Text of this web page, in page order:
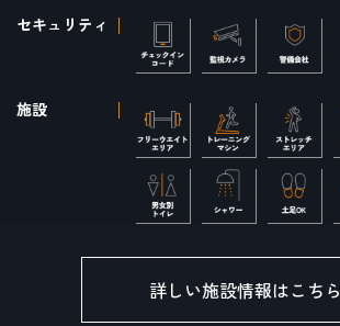
セキュリティ
施設
詳しい施設情報はこちら